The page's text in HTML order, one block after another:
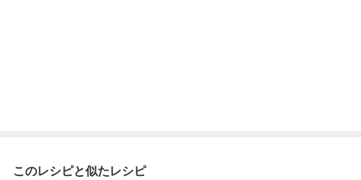
このレシピと似たレシピ